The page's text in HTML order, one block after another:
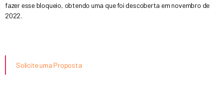
fazer esse bloqueio, obtendo uma que foi descoberta em novembro de
2022.
Solicite uma Proposta